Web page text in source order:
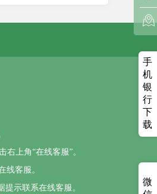
右上角“在线客服”。
线客服。
示联系在线客服。
手
机
银
行
下
载
微